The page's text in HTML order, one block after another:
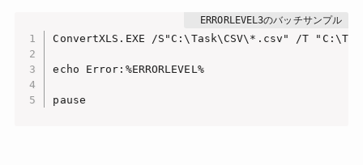
ConvertXLS.EXE /S"C:\Task\CSV\*.csv" /T
echo Error:%ERRORLEVEL%
pause